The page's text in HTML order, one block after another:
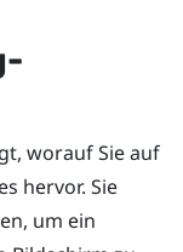
worauf Sie auf
hervor. Sie
um ein